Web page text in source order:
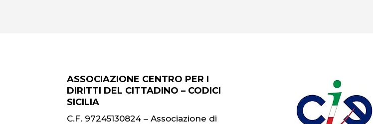
ASSOCIAZIONE CENTRO PER I
DIRITTI DEL CITTADINO – CODICI
SICILIA
C.F. 97245130824 – Associazione di